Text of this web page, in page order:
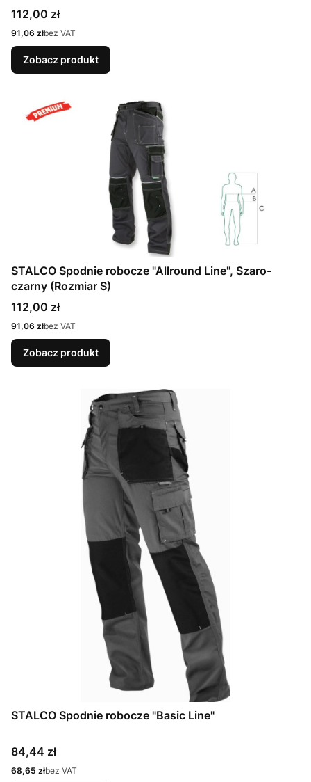
Cena
112,00 zł
Cena
91,06 złbez VAT
Zobacz produkt
STALCO Spodnie robocze "Allround Line", Szaro-
czarny (Rozmiar S)
Cena
112,00 zł
Cena
91,06 złbez VAT
Zobacz produkt
STALCO Spodnie robocze "Basic Line"
Cena
84,44 zł
Cena
68,65 złbez VAT